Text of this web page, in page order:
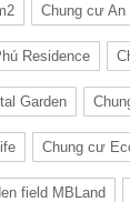
Chung cư An
Residence
Garden
Chung cư
field MBLand